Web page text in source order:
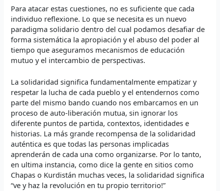
Para atacar estas cuestiones, no es suficiente que cada
individuo reflexione. Lo que se necesita es un nuevo
paradigma solidario dentro del cual podamos desafiar de
forma sistemática la apropiación y el abuso del poder al
tiempo que aseguramos mecanismos de educación
mutuo y el intercambio de perspectivas.
La solidaridad significa fundamentalmente empatizar y
respetar la lucha de cada pueblo y el entendernos como
parte del mismo bando cuando nos embarcamos en un
proceso de auto-liberación mutua, sin ignorar los
diferente puntos de partida, contextos, identidades e
historias. La más grande recompensa de la solidaridad
auténtica es que todas las personas implicadas
aprenderán de cada una como organizarse. Por lo tanto,
en ultima instancia, como dice la gente en sitios como
Chapas o Kurdistán muchas veces, la solidaridad significa
“ve y haz la revolución en tu propio territorio!”